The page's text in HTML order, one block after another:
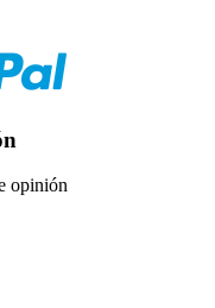
opinión